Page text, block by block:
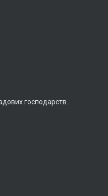
господарств.